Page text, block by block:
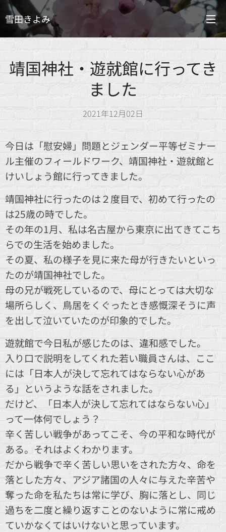
雪田きよみ
靖国神社・遊就館に行ってき
ました
2021年12月02日
今日は「慰安婦」問題とジェンダー平等ゼミナー
ル主催のフィールドワーク、靖国神社・遊就館と
けいしょう館に行ってきました。
靖国神社に行ったのは２度目で、初めて行ったの
は25歳の時でした。
その年の1月、私は名古屋から東京に出てきてこち
らでの生活を始めました。
その夏、私の様子を見に来た母が行きたいといっ
たのが靖国神社でした。
母の兄が戦死しているので、母にとっては大切な
場所らしく、鳥居をくぐったとき感慨深そうに声
を出して泣いていたのが印象的でした。
遊就館で今日私が感じたのは、違和感でした。
入り口で説明をしてくれた若い職員さんは、ここ
には「日本人が決して忘れてはならない心があ
る」というような話をされました。
だけど、「日本人が決して忘れてはならない心」
って一体何でしょう？
辛く苦しい戦争があってこそ、今の平和な時代が
ある。それはよくわかります。
だから戦争で辛く苦しい思いをされた方々、命を
落とした方々、アジア諸国の人々に与えた辛苦や
奪った命を私たちは常に学び、胸に落とし、同じ
過ちを二度と繰り返すことのないように常に戒め
ていかなくてはいけないと思っています。